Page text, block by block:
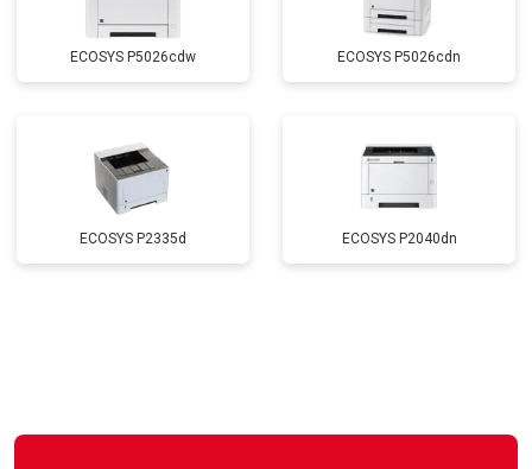
ECOSYS P5026cdw ECOSYS P5026cdn
ECOSYS P2335d ECOSYS P2040dn